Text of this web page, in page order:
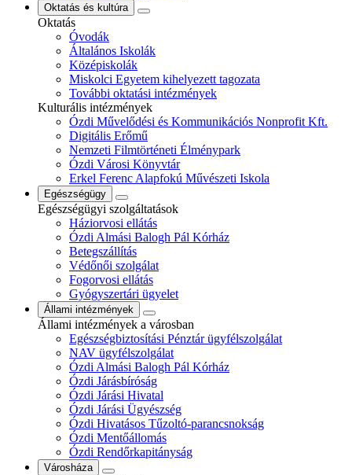
Oktatás és kultúra
Oktatás
Óvodák
Általános Iskolák
Középiskolák
Miskolci Egyetem kihelyezett tagozata
További oktatási intézmények
Kulturális intézmények
Ózdi Művelődési és Kommunikációs Nonprofit Kft.
Digitális Erőmű
Nemzeti Filmtörténeti Élménypark
Ózdi Városi Könyvtár
Erkel Ferenc Alapfokú Művészeti Iskola
Egészségügy
Egészségügyi szolgáltatások
Háziorvosi ellátás
Ózdi Almási Balogh Pál Kórház
Betegszállítás
Védőnői szolgálat
Fogorvosi ellátás
Gyógyszertári ügyelet
Állami intézmények
Állami intézmények a városban
Egészségbiztosítási Pénztár ügyfélszolgálat
NAV ügyfélszolgálat
Ózdi Almási Balogh Pál Kórház
Ózdi Járásbíróság
Ózdi Járási Hivatal
Ózdi Járási Ügyészség
Ózdi Hivatásos Tűzoltó-parancsnokság
Ózdi Mentőállomás
Ózdi Rendőrkapitányság
Városháza